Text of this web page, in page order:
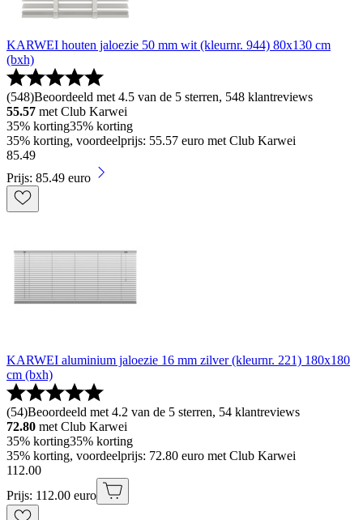
KARWEI houten jaloezie 50 mm wit (kleurnr. 944) 80x130 cm
(bxh)
(548)Beoordeeld met 4.5 van de 5 sterren, 548 klantreviews
55.57 met Club Karwei
35% korting35% korting
35% korting, voordeelprijs: 55.57 euro met Club Karwei
85.49
Prijs: 85.49 euro
KARWEI aluminium jaloezie 16 mm zilver (kleurnr. 221) 180x180
cm (bxh)
(54)Beoordeeld met 4.2 van de 5 sterren, 54 klantreviews
72.80 met Club Karwei
35% korting35% korting
35% korting, voordeelprijs: 72.80 euro met Club Karwei
112.00
Prijs: 112.00 euro